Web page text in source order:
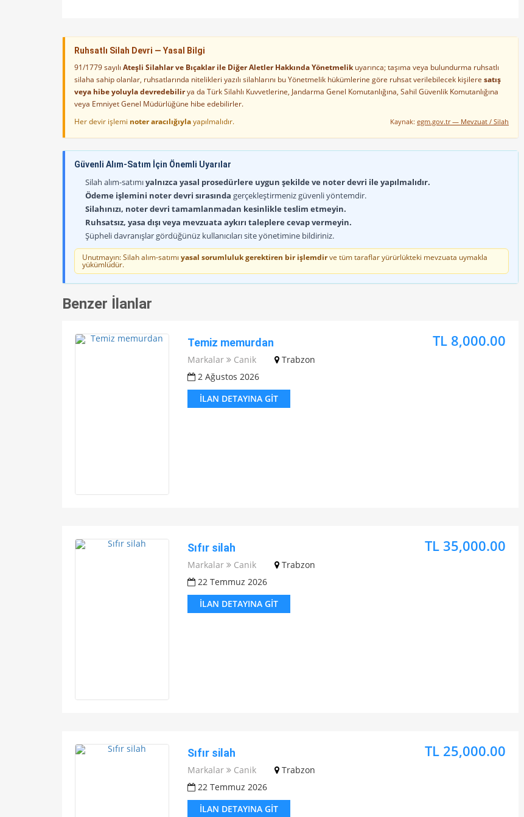
Ruhsatlı Silah Devri — Yasal Bilgi
91/1779 sayılı Ateşli Silahlar ve Bıçaklar ile Diğer Aletler Hakkında Yönetmelikuyarınca; taşıma veya bulundurma ruhsatlı
silaha sahip olanlar, ruhsatlarında nitelikleri yazılı silahlarını bu Yönetmelik hükümlerine göre ruhsat verilebilecek kişilere satış
veya hibe yoluyla devredebilirya da Türk Silahlı Kuvvetlerine, Jandarma Genel Komutanlığına, Sahil Güvenlik Komutanlığına
veya Emniyet Genel Müdürlüğüne hibe edebilirler.
Her devir işlemi noter aracılığıylayapılmalıdır. Kaynak: egm.gov.tr — Mevzuat / Silah
Güvenli Alım-Satım İçin Önemli Uyarılar
Silah alım-satımıyalnızca yasal prosedürlere uygun şekilde ve noter devri ile yapılmalıdır.
Ödeme işlemini noter devri sırasında gerçekleştirmeniz güvenli yöntemdir.
Silahınızı, noter devri tamamlanmadan kesinlikle teslim etmeyin.
Ruhsatsız, yasa dışı veya mevzuata aykırı taleplere cevap vermeyin.
Şüpheli davranışlar gördüğünüz kullanıcıları site yönetimine bildiriniz.
Unutmayın: Silah alım-satımı yasal sorumluluk gerektiren bir işlemdirve tüm taraflar yürürlükteki mevzuata uymakla
yükümlüdür.
Benzer İlanlar
Temiz memurdan
Markalar Canik
Trabzon
2 Ağustos 2026
İLAN DETAYINA GIT
TL 8,000.00
Sıfır silah
Markalar Canik
Trabzon
22 Temmuz 2026
İLAN DETAYINA GIT
TL 35,000.00
Sıfır silah
Markalar Canik
Trabzon
22 Temmuz 2026
İLAN DETAYINA GIT
TL 25,000.00